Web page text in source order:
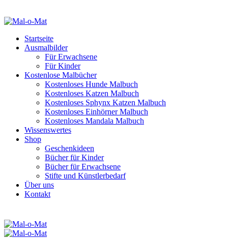
Startseite
Ausmalbilder
Für Erwachsene
Für Kinder
Kostenlose Malbücher
Kostenloses Hunde Malbuch
Kostenloses Katzen Malbuch
Kostenloses Sphynx Katzen Malbuch
Kostenloses Einhörner Malbuch
Kostenloses Mandala Malbuch
Wissenswertes
Shop
Geschenkideen
Bücher für Kinder
Bücher für Erwachsene
Stifte und Künstlerbedarf
Über uns
Kontakt